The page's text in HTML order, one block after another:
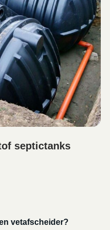
septictanks
vetafscheider?